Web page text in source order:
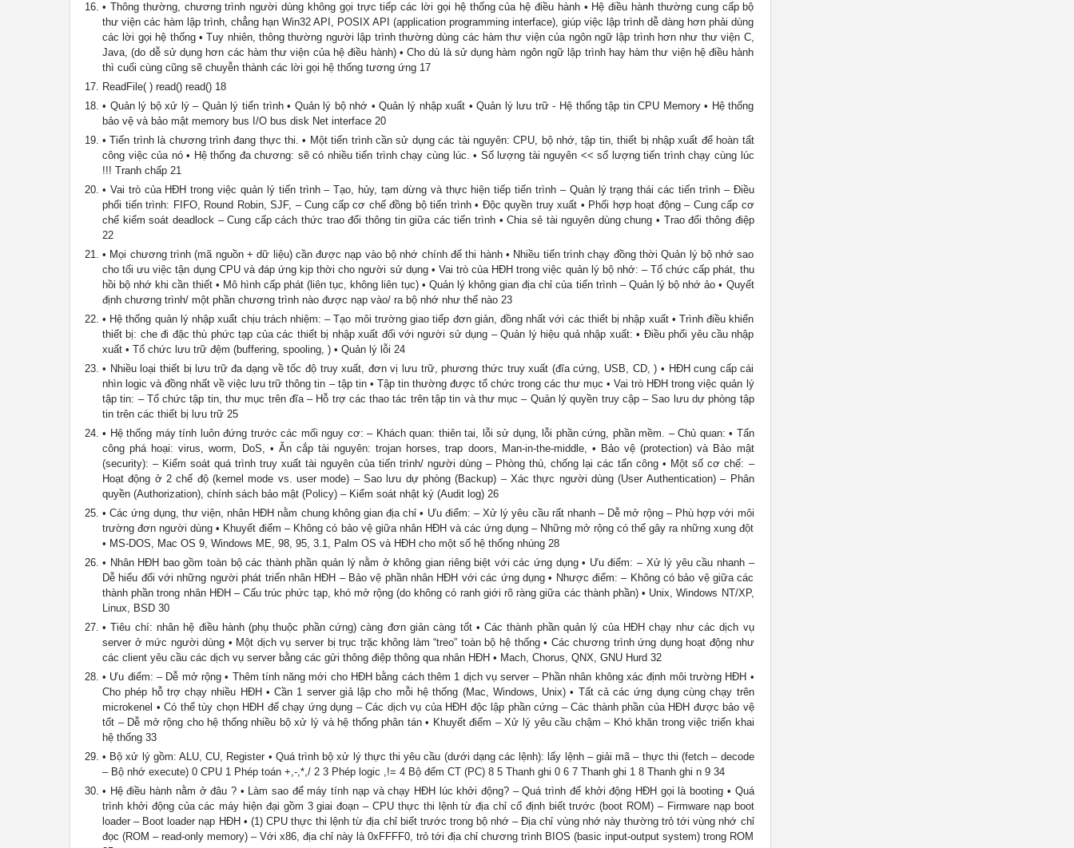
• Thông thường, chương trình người dùng không gọi trực tiếp các lời gọi hệ thống của hệ điều hành • Hệ điều hành thường cung cấp bộ
thư viện các hàm lập trình, chẳng hạn Win32 API, POSIX API (application programming interface), giúp việc lập trình dễ dàng hơn phải dùng
các lời gọi hệ thống • Tuy nhiên, thông thường người lập trình thường dùng các hàm thư viện của ngôn ngữ lập trình hơn như thư viện C,
Java, (do dễ sử dụng hơn các hàm thư viện của hệ điều hành) • Cho dù là sử dụng hàm ngôn ngữ lập trình hay hàm thư viện hệ điều hành
thì cuối cùng cũng sẽ chuyễn thành các lời gọi hệ thống tương ứng 17
ReadFile( ) read() read() 18
• Quản lý bộ xử lý – Quản lý tiến trình • Quản lý bộ nhớ • Quản lý nhập xuất • Quản lý lưu trữ - Hệ thống tập tin CPU Memory • Hệ thống
bảo vệ và bảo mật memory bus I/O bus disk Net interface 20
• Tiến trình là chương trình đang thực thi. • Một tiến trình cần sử dụng các tài nguyên: CPU, bộ nhớ, tập tin, thiết bị nhập xuất để hoàn tất
công việc của nó • Hệ thống đa chương: sẽ có nhiều tiến trình chạy cùng lúc. • Số lượng tài nguyên << số lượng tiến trình chạy cùng lúc
!!! Tranh chấp 21
• Vai trò của HĐH trong việc quản lý tiến trình – Tạo, hủy, tạm dừng và thực hiện tiếp tiến trình – Quản lý trạng thái các tiến trình – Điều
phối tiến trình: FIFO, Round Robin, SJF, – Cung cấp cơ chế đồng bộ tiến trình • Độc quyền truy xuất • Phối hợp hoạt động – Cung cấp cơ
chế kiểm soát deadlock – Cung cấp cách thức trao đổi thông tin giữa các tiến trình • Chia sẻ tài nguyên dùng chung • Trao đổi thông điệp
22
• Mọi chương trình (mã nguồn + dữ liệu) cần được nạp vào bộ nhớ chính để thi hành • Nhiều tiến trình chạy đồng thời Quản lý bộ nhớ sao
cho tối ưu việc tận dụng CPU và đáp ứng kịp thời cho người sử dụng • Vai trò của HĐH trong việc quản lý bộ nhớ: – Tổ chức cấp phát, thu
hồi bộ nhớ khi cần thiết • Mô hình cấp phát (liên tục, không liên tục) • Quản lý không gian địa chỉ của tiến trình – Quản lý bộ nhớ ảo • Quyết
định chương trình/ một phần chương trình nào được nạp vào/ ra bộ nhớ như thế nào 23
• Hệ thống quản lý nhập xuất chịu trách nhiệm: – Tạo môi trường giao tiếp đơn giản, đồng nhất với các thiết bị nhập xuất • Trình điều khiển
thiết bị: che đi đặc thù phức tạp của các thiết bị nhập xuất đối với người sử dụng – Quản lý hiệu quả nhập xuất: • Điều phối yêu cầu nhập
xuất • Tổ chức lưu trữ đệm (buffering, spooling, ) • Quản lý lỗi 24
• Nhiều loại thiết bị lưu trữ đa dạng về tốc độ truy xuất, đơn vị lưu trữ, phương thức truy xuất (đĩa cứng, USB, CD, ) • HĐH cung cấp cái
nhìn logic và đồng nhất về việc lưu trữ thông tin – tập tin • Tập tin thường được tổ chức trong các thư mục • Vai trò HĐH trong việc quản lý
tập tin: – Tổ chức tập tin, thư mục trên đĩa – Hỗ trợ các thao tác trên tập tin và thư mục – Quản lý quyền truy cập – Sao lưu dự phòng tập
tin trên các thiết bị lưu trữ 25
• Hệ thống máy tính luôn đứng trước các mối nguy cơ: – Khách quan: thiên tai, lỗi sử dụng, lỗi phần cứng, phần mềm. – Chủ quan: • Tấn
công phá hoại: virus, worm, DoS, • Ăn cắp tài nguyên: trojan horses, trap doors, Man-in-the-middle, • Bảo vệ (protection) và Bảo mật
(security): – Kiểm soát quá trình truy xuất tài nguyên của tiến trình/ người dùng – Phòng thủ, chống lại các tấn công • Một số cơ chế: –
Hoạt động ở 2 chế độ (kernel mode vs. user mode) – Sao lưu dự phòng (Backup) – Xác thực người dùng (User Authentication) – Phân
quyền (Authorization), chính sách bảo mật (Policy) – Kiểm soát nhật ký (Audit log) 26
• Các ứng dụng, thư viện, nhân HĐH nằm chung không gian địa chỉ • Ưu điểm: – Xử lý yêu cầu rất nhanh – Dễ mở rộng – Phù hợp với môi
trường đơn người dùng • Khuyết điểm – Không có bảo vệ giữa nhân HĐH và các ứng dụng – Những mở rộng có thể gây ra những xung đột
• MS-DOS, Mac OS 9, Windows ME, 98, 95, 3.1, Palm OS và HĐH cho một số hệ thống nhúng 28
• Nhân HĐH bao gồm toàn bộ các thành phần quản lý nằm ở không gian riêng biệt với các ứng dụng • Ưu điểm: – Xử lý yêu cầu nhanh –
Dễ hiểu đối với những người phát triển nhân HĐH – Bảo vệ phần nhân HĐH với các ứng dụng • Nhược điểm: – Không có bảo vệ giữa các
thành phần trong nhân HĐH – Cấu trúc phức tạp, khó mở rộng (do không có ranh giới rõ ràng giữa các thành phần) • Unix, Windows NT/XP,
Linux, BSD 30
• Tiêu chí: nhân hệ điều hành (phụ thuộc phần cứng) càng đơn giản càng tốt • Các thành phần quản lý của HĐH chạy như các dịch vụ
server ở mức người dùng • Một dịch vụ server bị trục trặc không làm “treo” toàn bộ hệ thống • Các chương trình ứng dụng hoạt động như
các client yêu cầu các dịch vụ server bằng các gửi thông điệp thông qua nhân HĐH • Mach, Chorus, QNX, GNU Hurd 32
• Ưu điểm: – Dễ mở rộng • Thêm tính năng mới cho HĐH bằng cách thêm 1 dịch vụ server – Phần nhân không xác định môi trường HĐH •
Cho phép hỗ trợ chạy nhiều HĐH • Cần 1 server giả lập cho mỗi hệ thống (Mac, Windows, Unix) • Tất cả các ứng dụng cùng chạy trên
microkenel • Có thể tùy chọn HĐH để chạy ứng dụng – Các dịch vụ của HĐH độc lập phần cứng – Các thành phần của HĐH được bảo vệ
tốt – Dễ mở rộng cho hệ thống nhiều bộ xử lý và hệ thống phân tán • Khuyết điểm – Xử lý yêu cầu chậm – Khó khăn trong việc triển khai
hệ thống 33
• Bộ xử lý gồm: ALU, CU, Register • Quá trình bộ xử lý thực thi yêu cầu (dưới dạng các lệnh): lấy lệnh – giải mã – thực thi (fetch – decode
– Bộ nhớ execute) 0 CPU 1 Phép toán +,-,*,/ 2 3 Phép logic ,!= 4 Bộ đếm CT (PC) 8 5 Thanh ghi 0 6 7 Thanh ghi 1 8 Thanh ghi n 9 34
• Hệ điều hành nằm ở đâu ? • Làm sao để máy tính nạp và chạy HĐH lúc khởi động? – Quá trình để khởi động HĐH gọi là booting • Quá
trình khởi động của các máy hiện đại gồm 3 giai đoạn – CPU thực thi lệnh từ địa chỉ cố định biết trước (boot ROM) – Firmware nạp boot
loader – Boot loader nạp HĐH • (1) CPU thực thi lệnh từ địa chỉ biết trước trong bộ nhớ – Địa chỉ vùng nhớ này thường trỏ tới vùng nhớ chỉ
đọc (ROM – read-only memory) – Với x86, địa chỉ này là 0xFFFF0, trỏ tới địa chỉ chương trình BIOS (basic input-output system) trong ROM